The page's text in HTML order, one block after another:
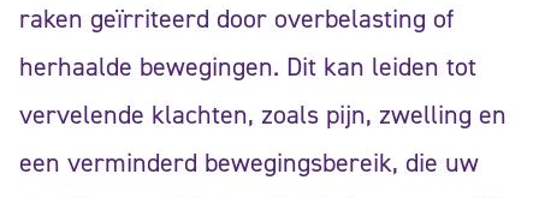
raken geïrriteerd door overbelasting of
herhaalde bewegingen. Dit kan leiden tot
vervelende klachten, zoals pijn, zwelling en
een verminderd bewegingsbereik, die uw